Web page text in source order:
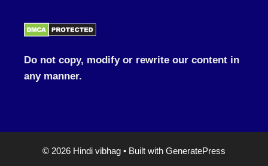
Do not copy, modify or rewrite our content in
any manner.
© 2026 Hindi vibhag • Built with GeneratePress